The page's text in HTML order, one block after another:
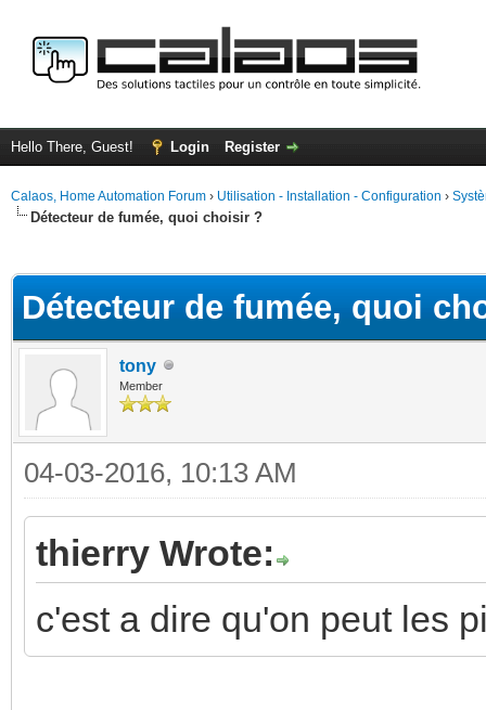
Hello There, Guest! Login Register
Calaos, Home Automation Forum › Utilisation - Installation - Configuration ›
Détecteur de fumée, quoi choisir ?
Détecteur de fumée, quoi
tony
Member
04-03-2016, 10:13 AM
thierry Wrote:
c'est a dire qu'on peut les